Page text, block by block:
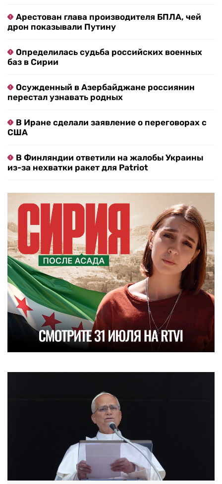
Арестован глава производителя БПЛА, чей
дрон показывали Путину
Определилась судьба российских военных
баз в Сирии
Осужденный в Азербайджане россиянин
перестал узнавать родных
В Иране сделали заявление о переговорах с
США
В Финляндии ответили на жалобы Украины
из-за нехватки ракет для Patriot